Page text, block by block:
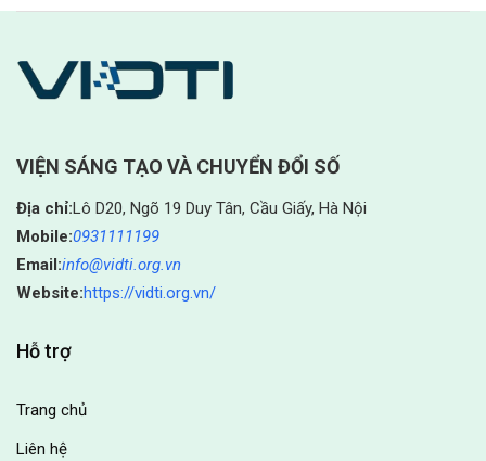
VIỆN SÁNG TẠO VÀ CHUYỂN ĐỔI SỐ
Địa chỉ:Lô D20, Ngõ 19 Duy Tân, Cầu Giấy, Hà Nội
Mobile:0931111199
Email:info@vidti.org.vn
Website:https://vidti.org.vn/
Hỗ trợ
Trang chủ
Liên hệ